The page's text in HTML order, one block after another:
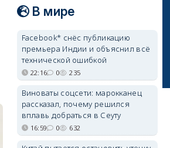
В мире
Facebook* снёс публикацию
премьера Индии и объяснил всё
технической ошибкой
22:16 0 235
Виноваты соцсети: марокканец
рассказал, почему решился
вплавь добраться в Сеуту
16:59 0 632